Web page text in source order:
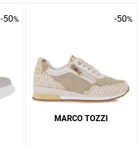
-50% -50%
MARCO TOZZI